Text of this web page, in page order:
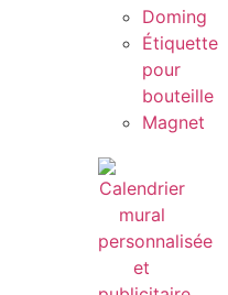
Doming
Étiquette
pour
bouteille
Magnet